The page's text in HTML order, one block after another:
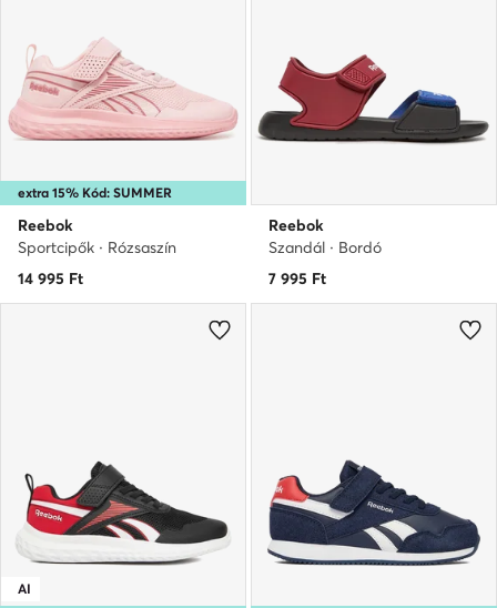
extra 15% Kód: SUMMER
Reebok
Sportcipők · Rózsaszín
14 995 Ft
Reebok
Szandál · Bordó
7 995 Ft
AI